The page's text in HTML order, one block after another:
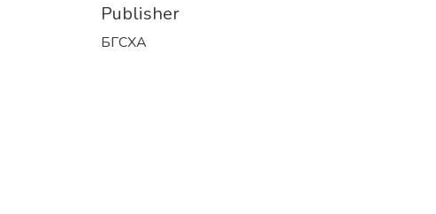
Publisher
БГСХА